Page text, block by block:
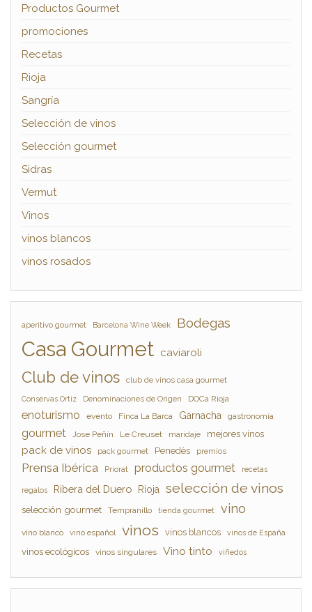
Productos Gourmet
promociones
Recetas
Rioja
Sangría
Selección de vinos
Selección gourmet
Sidras
Vermut
Vinos
vinos blancos
vinos rosados
aperitivo gourmet Barcelona Wine Week Bodegas
Casa Gourmet caviaroli
Club de vinos club de vinos casa gourmet
Conservas Ortiz Denominaciones de Origen DOCa Rioja
enoturismo evento Finca La Barca Garnacha gastronomía
gourmet Jose Peñín Le Creuset maridaje mejores vinos
pack de vinos pack gourmet Penedès premios
Prensa Ibérica Priorat productos gourmet recetas
regalos Ribera del Duero Rioja selección de vinos
selección gourmet Tempranillo tienda gourmet vino
vino blanco vino español vinos vinos blancos vinos de España
vinos ecológicos vinos singulares Vino tinto viñedos